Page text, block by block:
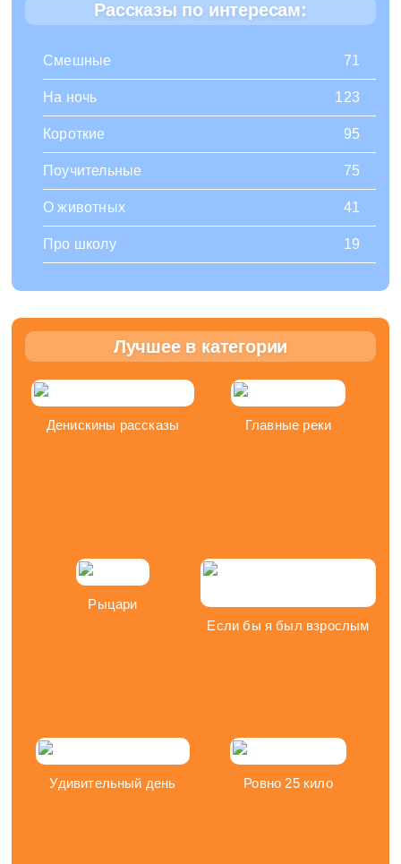
Рассказы по интересам:
Смешные 71
На ночь 123
Короткие 95
Поучительные 75
О животных 41
Про школу 19
Лучшее в категории
Денискины рассказы Главные реки
Рыцари
Если бы я был взрослым
Удивительный день Ровно 25 кило